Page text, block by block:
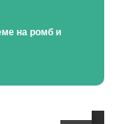
на ромб и